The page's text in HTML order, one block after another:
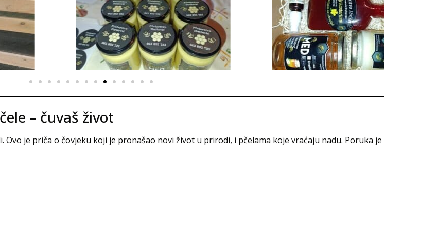
– čuvaš život
Ovo je priča o čovjeku koji je pronašao novi život u prirodi, i pčelama koje vraćaju nadu. Poruka je